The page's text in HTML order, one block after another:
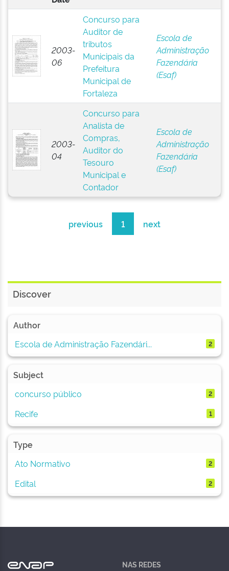
2003-
06
Concurso para
Auditor de
tributos
Municipais da
Prefeitura
Municipal de
Fortaleza
Escola de
Administração
Fazendária
(Esaf)
2003-
04
Concurso para
Analista de
Compras,
Auditor do
Tesouro
Municipal e
Contador
Escola de
Administração
Fazendária
(Esaf)
previous 1 next
Discover
Author
Escola de Administração Fazendári...
2
Subject
concurso público
2
Recife 1
Type
Ato Normativo
2
Edital 2
NAS REDES